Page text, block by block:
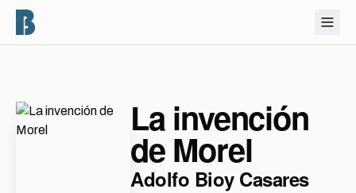
La invención
de Morel
Adolfo Bioy Casares